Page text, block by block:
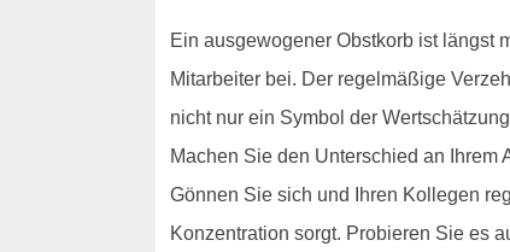
Ein ausgewogener Obstkorb ist längst
Mitarbeiter bei. Der regelmäßige
nicht nur ein Symbol der
Machen Sie den Unterschied an
Gönnen Sie sich und Ihren Kollegen
Konzentration sorgt. Probieren Sie es